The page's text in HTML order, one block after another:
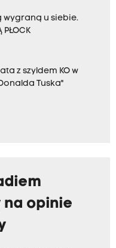
wygraną u siebie.
PŁOCK
z szyldem KO w
Tuska"
na opinie